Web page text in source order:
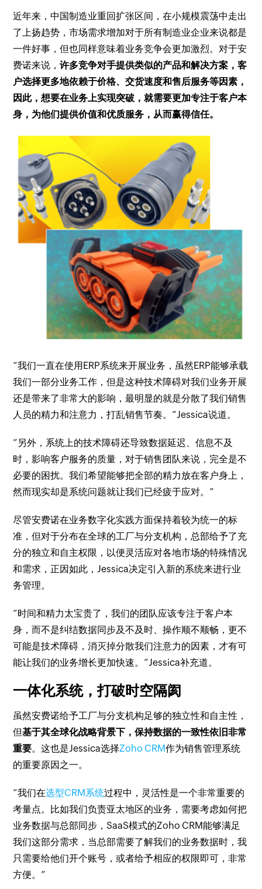
近年来，中国制造业重回扩张区间，在小规模震荡中走出
了上扬趋势，市场需求增加对于所有制造业企业来说都是
一件好事，但也同样意味着业务竞争会更加激烈。对于安
费诺来说，许多竞争对手提供类似的产品和解决方案，客
户选择更多地依赖于价格、交货速度和售后服务等因素，
因此，想要在业务上实现突破，就需要更加专注于客户本
身，为他们提供价值和优质服务，从而赢得信任。
“我们一直在使用ERP系统来开展业务，虽然ERP能够承载
我们一部分业务工作，但是这种技术障碍对我们业务开展
还是带来了非常大的影响，最明显的就是分散了我们销售
人员的精力和注意力，打乱销售节奏。”Jessica说道。
“另外，系统上的技术障碍还导致数据延迟、信息不及
时，影响客户服务的质量，对于销售团队来说，完全是不
必要的困扰。我们希望能够把全部的精力放在客户身上，
然而现实却是系统问题就让我们已经疲于应对。”
尽管安费诺在业务数字化实践方面保持着较为统一的标
准，但对于分布在全球的工厂与分支机构，总部给予了充
分的独立和自主权限，以便灵活应对各地市场的特殊情况
和需求，正因如此，Jessica决定引入新的系统来进行业
务管理。
“时间和精力太宝贵了，我们的团队应该专注于客户本
身，而不是纠结数据同步及不及时、操作顺不顺畅，更不
可能是技术障碍，消灭掉分散我们注意力的因素，才有可
能让我们的业务增长更加快速。”Jessica补充道。
一体化系统，打破时空隔阂
虽然安费诺给予工厂与分支机构足够的独立性和自主性，
但基于其全球化战略背景下，保持数据的一致性依旧非常
重要。这也是Jessica选择Zoho CRM作为销售管理系统
的重要原因之一。
“我们在选型CRM系统过程中，灵活性是一个非常重要的
考量点。比如我们负责亚太地区的业务，需要考虑如何把
业务数据与总部同步，SaaS模式的Zoho CRM能够满足
我们这部分需求，当总部需要了解我们的业务数据时，我
只需要给他们开个账号，或者给予相应的权限即可，非常
方便。”